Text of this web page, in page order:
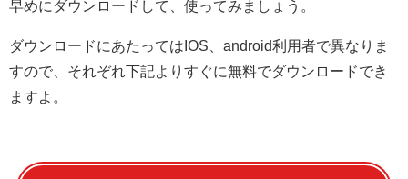
早めにダウンロードして、使ってみましょう。
ダウンロードにあたってはIOS、android利用者で異なりま
すので、それぞれ下記よりすぐに無料でダウンロードでき
ますよ。